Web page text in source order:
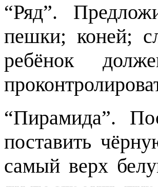
“Ряд”.
пешки; коней;
ребёнок
“Пирамида”.
поставить
самый верх